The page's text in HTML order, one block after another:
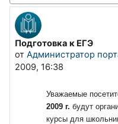
Подготовка к ЕГЭ
от Администратор
2009, 16:38
Количество ответов: 0
Уважаемые
2009 г. будут
курсы для